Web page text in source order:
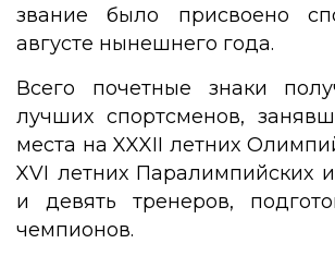
звание было присвоено
августе нынешнего года.
Всего почетные знаки
лучших спортсменов,
места на XXXII летних
XVI летних Паралимпийских
и девять тренеров,
чемпионов.